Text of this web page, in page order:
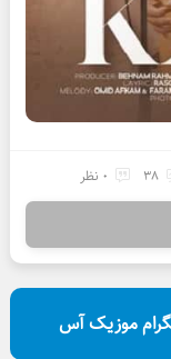
38 0 نظر
موزیک آس